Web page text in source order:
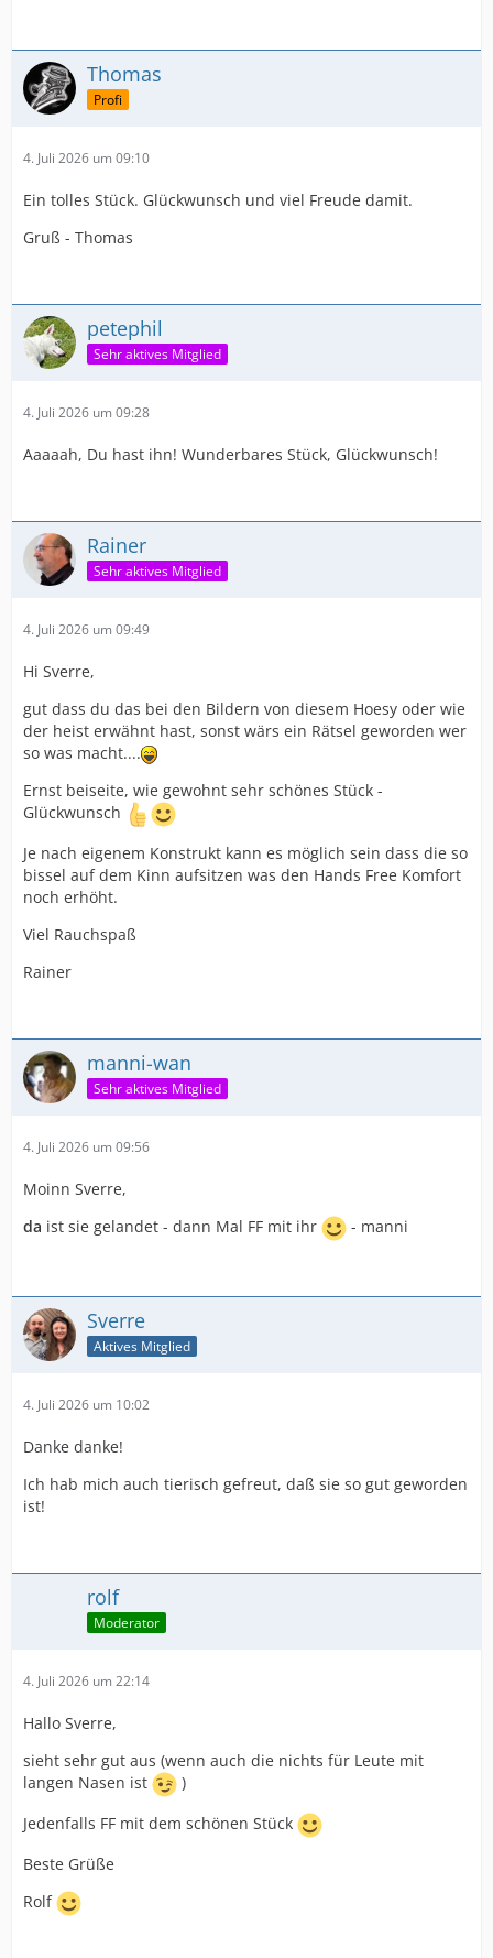
Thomas
Profi
4. Juli 2026 um 09:10
Ein tolles Stück. Glückwunsch und viel Freude damit.
Gruß - Thomas
petephil
Sehr aktives Mitglied
4. Juli 2026 um 09:28
Aaaaah, Du hast ihn! Wunderbares Stück, Glückwunsch!
Rainer
Sehr aktives Mitglied
4. Juli 2026 um 09:49
Hi Sverre,
gut dass du das bei den Bildern von diesem Hoesy oder wie
der heist erwähnt hast, sonst wärs ein Rätsel geworden wer
so was macht....
Ernst beiseite, wie gewohnt sehr schönes Stück -
Glückwunsch
Je nach eigenem Konstrukt kann es möglich sein dass die so
bissel auf dem Kinn aufsitzen was den Hands Free Komfort
noch erhöht.
Viel Rauchspaß
Rainer
manni-wan
Sehr aktives Mitglied
4. Juli 2026 um 09:56
Moinn Sverre,
da ist sie gelandet - dann Mal FF mit ihr - manni
Sverre
Aktives Mitglied
4. Juli 2026 um 10:02
Danke danke!
Ich hab mich auch tierisch gefreut, daß sie so gut geworden
ist!
rolf
Moderator
4. Juli 2026 um 22:14
Hallo Sverre,
sieht sehr gut aus (wenn auch die nichts für Leute mit
langen Nasen ist
)
Jedenfalls FF mit dem schönen Stück
Beste Grüße
Rolf